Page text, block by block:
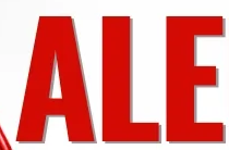
conforme a foto. O
que não interferem no
fotos, pois nelas